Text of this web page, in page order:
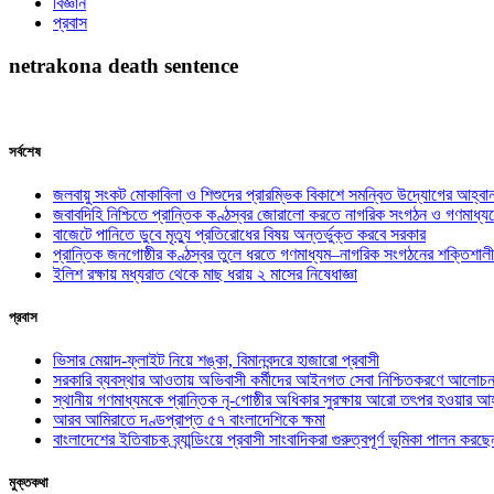
প্রবাস
netrakona death sentence
সর্বশেষ
জলবায়ু সংকট মোকাবিলা ও শিশুদের প্রারম্ভিক বিকাশে সমন্বিত উদ্যোগের
জবাবদিহি নিশ্চিতে প্রান্তিক কণ্ঠস্বর জোরালো করতে নাগরিক সংগঠন ও
বাজেটে পানিতে ডুবে মৃত্যু প্রতিরোধের বিষয় অন্তর্ভুক্ত করবে সরকার
প্রান্তিক জনগোষ্ঠীর কণ্ঠস্বর তুলে ধরতে গণমাধ্যম–নাগরিক সংগঠনের
ইলিশ রক্ষায় মধ্যরাত থেকে মাছ ধরায় ২ মাসের নিষেধাজ্ঞা
প্রবাস
ভিসার মেয়াদ-ফ্লাইট নিয়ে শঙ্কা, বিমানবন্দরে হাজারো প্রবাসী
সরকারি ব্যবস্থার আওতায় অভিবাসী কর্মীদের আইনগত সেবা নিশ্চিতকরণে
স্থানীয় গণমাধ্যমকে প্রান্তিক নৃ-গোষ্ঠীর অধিকার সুরক্ষায় আরো তৎপর হওয়ার
আরব আমিরাতে দণ্ডপ্রাপ্ত ৫৭ বাংলাদেশিকে ক্ষমা
বাংলাদেশের ইতিবাচক ব্র্যান্ডিংয়ে প্রবাসী সাংবাদিকরা গুরুত্বপূর্ণ ভূমিকা পালন
মুক্তকথা